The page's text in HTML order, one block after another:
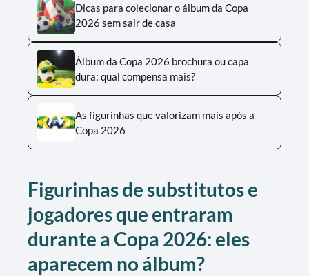
Dicas para colecionar o álbum da Copa
2026 sem sair de casa
Álbum da Copa 2026 brochura ou capa
dura: qual compensa mais?
As figurinhas que valorizam mais após a
Copa 2026
Figurinhas de substitutos e
jogadores que entraram
durante a Copa 2026: eles
aparecem no álbum?